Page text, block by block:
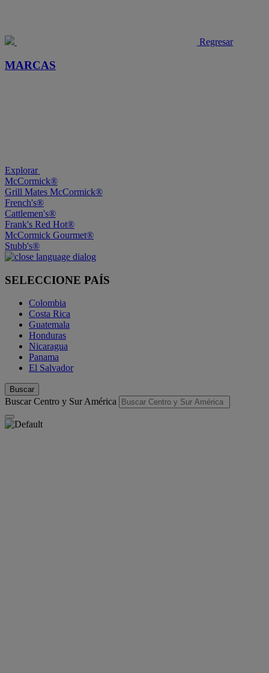
Regresar
MARCAS
Explorar
McCormick®
Grill Mates McCormick®
French's®
Cattlemen's®
Frank's Red Hot®
McCormick Gourmet®
Stubb's®
SELECCIONE PAÍS
Colombia
Costa Rica
Guatemala
Honduras
Nicaragua
Panama
El Salvador
Buscar
Buscar Centro y Sur América